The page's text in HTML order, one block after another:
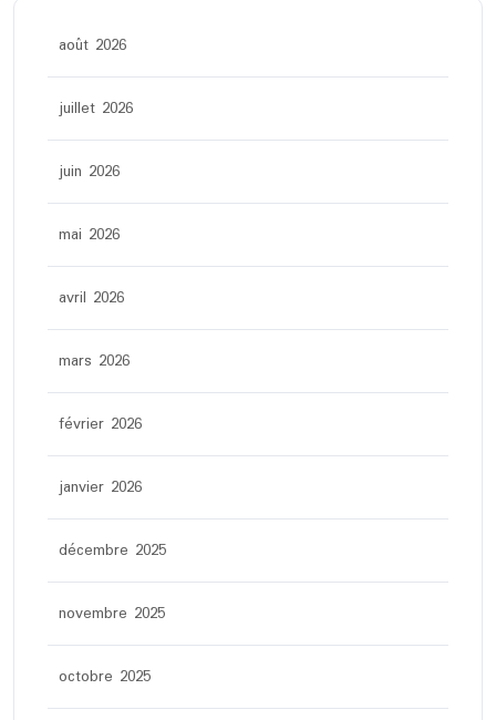
août 2026
juillet 2026
juin 2026
mai 2026
avril 2026
mars 2026
février 2026
janvier 2026
décembre 2025
novembre 2025
octobre 2025